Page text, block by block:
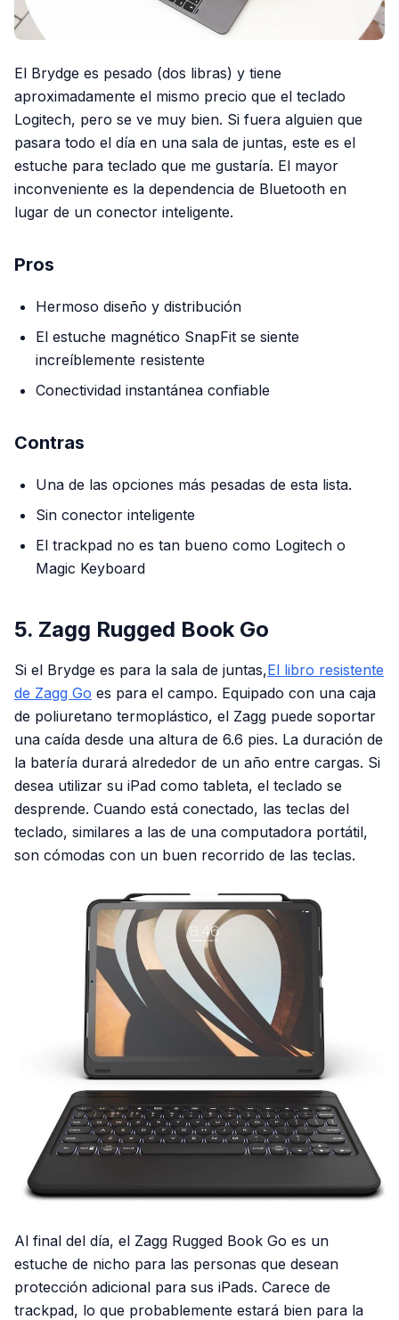
El Brydge es pesado (dos libras) y tiene
aproximadamente el mismo precio que el teclado
Logitech, pero se ve muy bien. Si fuera alguien que
pasara todo el día en una sala de juntas, este es el
estuche para teclado que me gustaría. El mayor
inconveniente es la dependencia de Bluetooth en
lugar de un conector inteligente.
Pros
Hermoso diseño y distribución
El estuche magnético SnapFit se siente
increíblemente resistente
Conectividad instantánea confiable
Contras
Una de las opciones más pesadas de esta lista.
Sin conector inteligente
El trackpad no es tan bueno como Logitech o
Magic Keyboard
5. Zagg Rugged Book Go
Si el Brydge es para la sala de juntas,El libro resistente
de Zagg Go es para el campo. Equipado con una caja
de poliuretano termoplástico, el Zagg puede soportar
una caída desde una altura de 6.6 pies. La duración de
la batería durará alrededor de un año entre cargas. Si
desea utilizar su iPad como tableta, el teclado se
desprende. Cuando está conectado, las teclas del
teclado, similares a las de una computadora portátil,
son cómodas con un buen recorrido de las teclas.
Al final del día, el Zagg Rugged Book Go es un
estuche de nicho para las personas que desean
protección adicional para sus iPads. Carece de
trackpad, lo que probablemente estará bien para la